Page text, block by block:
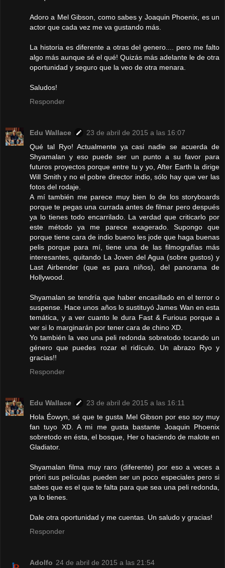
Adoro a Mel Gibson, como sabes y Joaquin Phoenix, es un
actor que cada vez me va gustando más.
La historia es diferente a otras del genero.... pero me falto
algo más aunque sé el qué! Quizás más adelante le de otra
oportunidad y seguro que la veo de otra menara.
Saludos!
Responder
Edu Wallace
23 de abril de 2015 a las 16:07
Qué tal Ryo! Actualmente ya casi nadie se acuerda de
Shyamalan y eso puede ser un punto a su favor para
futuros proyectos porque entre tu y yo, After Earth la dirige
Will Smith y no el pobre director indio, sólo hay que ver las
fotos del rodaje.
A mí también me parece muy bien lo de los storyboards
porque te pegas una currada antes de filmar pero después
ya lo tienes todo encarrilado. La verdad que criticarlo por
este método ya me parece exagerado. Supongo que
porque tiene cara de indio bueno les jode que haga buenas
pelis porque para mí, tiene una de las filmografías más
interesantes, quitando La Joven del Agua (sobre gustos) y
Last Airbender (que es para niños), del panorama de
Hollywood.
Shyamalan se tendría que haber encasillado en el terror o
suspense. Hace unos años lo sustituyó James Wan en esta
temática, y a ver cuanto le dura Fast & Furious porque a
ver si lo marginarán por tener cara de chino XD.
Yo también la veo una peli redonda sobretodo tocando un
género que puedes rozar el ridículo. Un abrazo Ryo y
gracias!!
Responder
Edu Wallace
23 de abril de 2015 a las 16:11
Hola Éowyn, sé que te gusta Mel Gibson por eso soy muy
fan tuyo XD. A mi me gusta bastante Joaquin Phoenix
sobretodo en ésta, el bosque, Her o haciendo de malote en
Gladiator.
Shyamalan filma muy raro (diferente) por eso a veces a
priori sus películas pueden ser un poco especiales pero si
sabes que es el que te falta para que sea una peli redonda,
ya lo tienes.
Dale otra oportunidad y me cuentas. Un saludo y gracias!
Responder
Adolfo 24 de abril de 2015 a las 21:54